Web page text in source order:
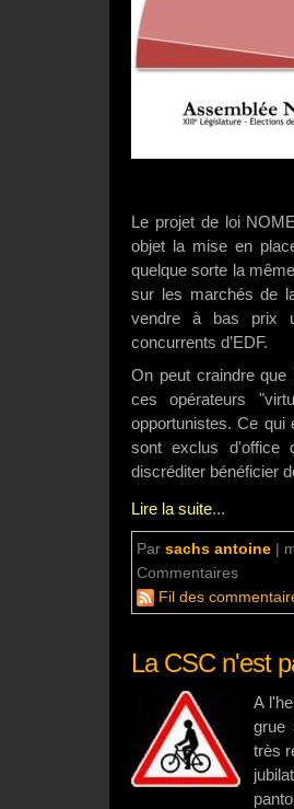
Le projet de loi
objet la mise en
quelque sorte la
sur les marchés de
vendre à bas prix
concurrents d’EDF.
On peut craindre que
ces opérateurs
opportunistes. Ce qui
sont exclus d'office
discréditer bénéficier
Lire la suite...
Par sachs antoine |
Commentaires
Fil des
La CSC n'est
A
grue
très